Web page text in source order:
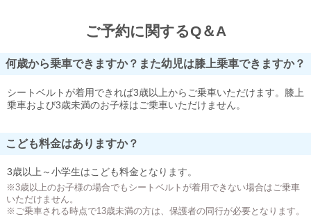
ご予約に関するQ＆A
何歳から乗車できますか？また幼児は膝上乗車できますか？
シートベルトが着用できれば3歳以上からご乗車いただけます。膝上
乗車および3歳未満のお子様はご乗車いただけません。
こども料金はありますか？
3歳以上～小学生はこども料金となります。
※3歳以上のお子様の場合でもシートベルトが着用できない場合はご乗車
いただけません。
※ご乗車される時点で13歳未満の方は、保護者の同行が必要となります。